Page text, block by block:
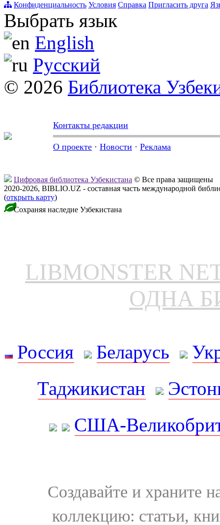
Конфиденциальность Условия Справка Пригласить друга
Выбрать язык
English
Русский
© 2026 Библиотека
Контакты редакции
О проекте · Новости · Реклама
Цифровая библиотека Узбекистана © Все права защищены
2020-2026, BIBLIO.UZ - составная часть международной
(открыть карту)
Сохраняя наследие Узбекистана
LIBMONSTER
ОДНА
Россия Беларусь
Таджикистан
США-
Создавайте и храните
коллекцию: статьи,